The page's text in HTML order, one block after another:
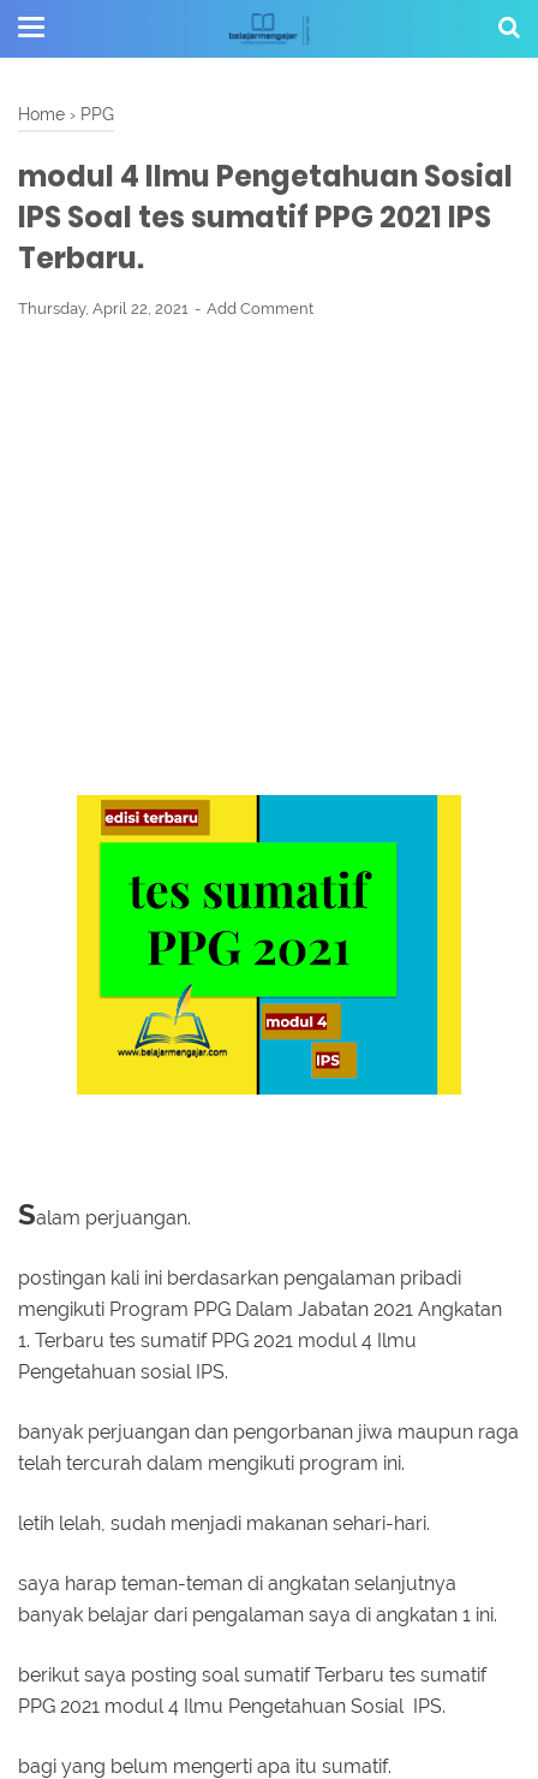
Home › PPG
modul 4 Ilmu Pengetahuan Sosial
IPS Soal tes sumatif PPG 2021 IPS
Terbaru.
Thursday, April 22, 2021 Add Comment
Salam perjuangan.
postingan kali ini berdasarkan pengalaman pribadi
mengikuti Program PPG Dalam Jabatan 2021 Angkatan
1. Terbaru tes sumatif PPG 2021 modul 4 Ilmu
Pengetahuan sosial IPS.
banyak perjuangan dan pengorbanan jiwa maupun raga
telah tercurah dalam mengikuti program ini.
letih lelah, sudah menjadi makanan sehari-hari.
saya harap teman-teman di angkatan selanjutnya
banyak belajar dari pengalaman saya di angkatan 1 ini.
berikut saya posting soal sumatif Terbaru tes sumatif
PPG 2021 modul 4 Ilmu Pengetahuan Sosial IPS.
bagi yang belum mengerti apa itu sumatif.